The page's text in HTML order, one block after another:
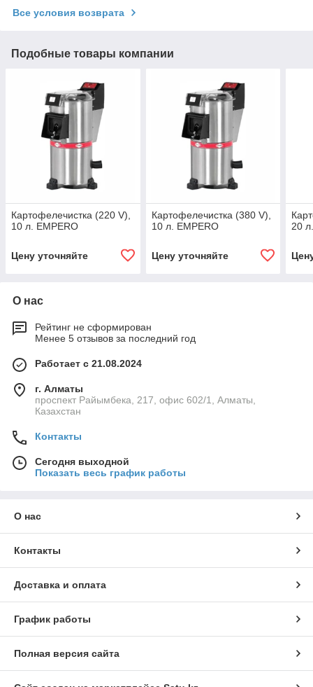
Все условия возврата
Подобные товары компании
Картофелечистка (220 V),
10 л. EMPERO
Цену уточняйте
Картофелечистка (380 V),
10 л. EMPERO
Цену уточняйте
20
О нас
Рейтинг не сформирован
Менее 5 отзывов за последний год
Работает с 21.08.2024
г. Алматы
проспект Райымбека, 217, офис 602/1, Алматы,
Казахстан
Контакты
Сегодня выходной
Показать весь график работы
О нас
Контакты
Доставка и оплата
График работы
Полная версия сайта